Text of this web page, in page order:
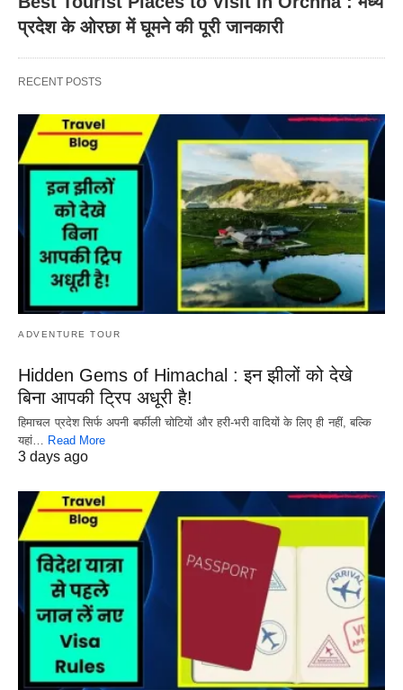
प्रदेश के ओरछा में घूमने की पूरी जानकारी
RECENT POSTS
ADVENTURE TOUR
Hidden Gems of Himachal : इन झीलों को देखे
बिना आपकी ट्रिप अधूरी है!
हिमाचल प्रदेश सिर्फ अपनी बर्फीली चोटियों और हरी-भरी वादियों के लिए ही नहीं, बल्कि
यहां… Read More
3 days ago